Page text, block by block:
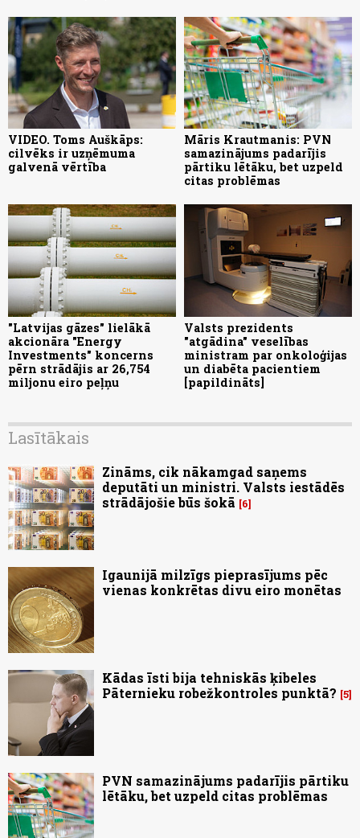
VIDEO. Toms Auškāps:
cilvēks ir uzņēmuma
galvenā vērtība
Māris Krautmanis: PVN
samazinājums padarījis
pārtiku lētāku, bet uzpeld
citas problēmas
"Latvijas gāzes" lielākā
akcionāra "Energy
Investments" koncerns
pērn strādājis ar 26,754
miljonu eiro peļņu
Valsts prezidents
"atgādina" veselības
ministram par onkoloģijas
un diabēta pacientiem
[papildināts]
Lasītākais
Zināms, cik nākamgad saņems
deputāti un ministri. Valsts iestādēs
strādājošie būs šokā
6
Igaunijā milzīgs pieprasījums pēc
vienas konkrētas divu eiro monētas
Kādas īsti bija tehniskās ķibeles
Pāternieku robežkontroles punktā? 5
PVN samazinājums padarījis pārtiku
lētāku, bet uzpeld citas problēmas